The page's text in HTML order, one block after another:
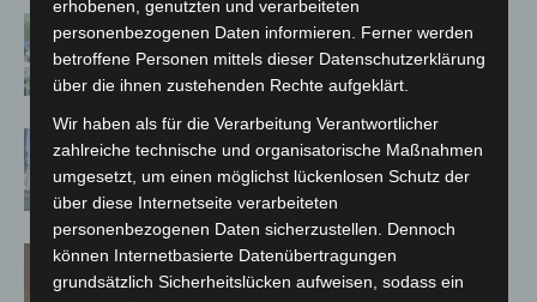
Blaulichtmeile Langenhagen 2026:
Polizei, Feuerwehr und Rettung
hautnah erleben
Haus der Jugend lädt zum Wünsche-
Freitag in Langenhagen ein
Late-Zoo im Erlebnis-Zoo Hannover:
Sommerabend mit The Ellingtones
erhobenen, genutzten und verarbeiteten
personenbezogenen Daten informieren. Ferner werden
betroffene Personen mittels dieser Datenschutzerklärung
über die ihnen zustehenden Rechte aufgeklärt.
Wir haben als für die Verarbeitung Verantwortlicher
zahlreiche technische und organisatorische Maßnahmen
umgesetzt, um einen möglichst lückenlosen Schutz der
über diese Internetseite verarbeiteten
personenbezogenen Daten sicherzustellen. Dennoch
können Internetbasierte Datenübertragungen
grundsätzlich Sicherheitslücken aufweisen, sodass ein